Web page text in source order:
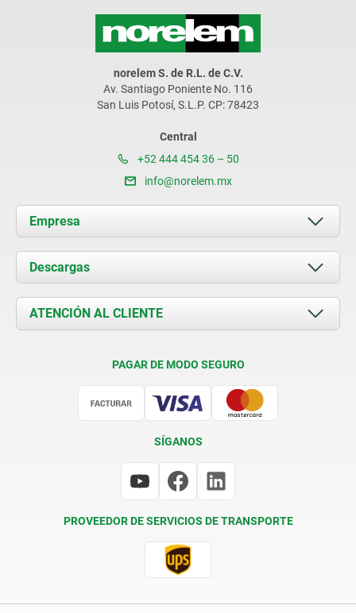
norelem S. de R.L. de C.V.
Av. Santiago Poniente No. 116
San Luis Potosí, S.L.P. CP: 78423
Central
+52 444 454 36 – 50
info@norelem.mx
Empresa
Acerca de nosotros
Novedades
Contacto
Descargas
Documents
ATENCIÓN AL CLIENTE
PAGAR DE MODO SEGURO
SÍGANOS
PROVEEDOR DE SERVICIOS DE TRANSPORTE